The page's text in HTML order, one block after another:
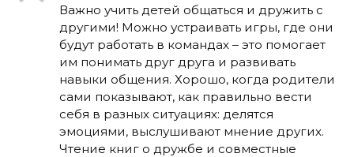
Важно учить детей общаться и дружить с
другими! Можно устраивать игры, где они
будут работать в командах – это помогает
им понимать друг друга и развивать
навыки общения. Хорошо, когда родители
сами показывают, как правильно вести
себя в разных ситуациях: делятся
эмоциями, выслушивают мнение других.
Чтение книг о дружбе и совместные